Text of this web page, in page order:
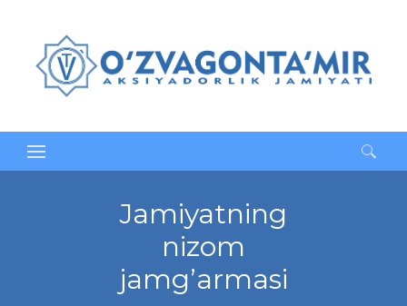
Qidirshish:
Jamiyatning
nizom
jamg’armasi